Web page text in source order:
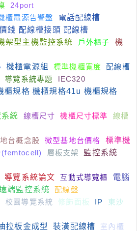
24port
櫃電源告警盤
電話配線槽
錢 配線槽接頭 配線槽
架型主機監控系統 戶外櫃子
機
機櫃電源組 標準機櫃寬度
配線槽
導覽系統專題
IEC320
櫃規格 機櫃規格41u 機櫃規格
統 線槽尺寸 機櫃尺寸標準
線槽
台概念股 微型基地台價格
標準機
(femtocell) 層板支架
監控系統
導覽系統論文 互動式導覽櫃
電腦
端監控系統
配線盤
校園導覽系統 修飾面板 IP
東沙
拉板金成型 裝潢配線槽
室內櫃